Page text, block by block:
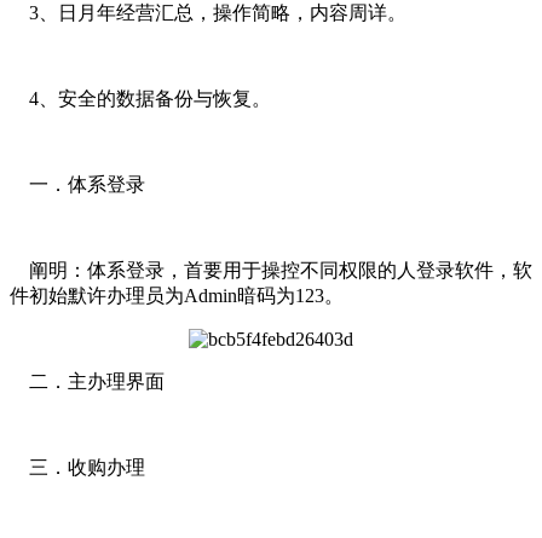
3、日月年经营汇总，操作简略，内容周详。
4、安全的数据备份与恢复。
一．体系登录
阐明：体系登录，首要用于操控不同权限的人登录软件，软
件初始默许办理员为Admin暗码为123。
二．主办理界面
三．收购办理